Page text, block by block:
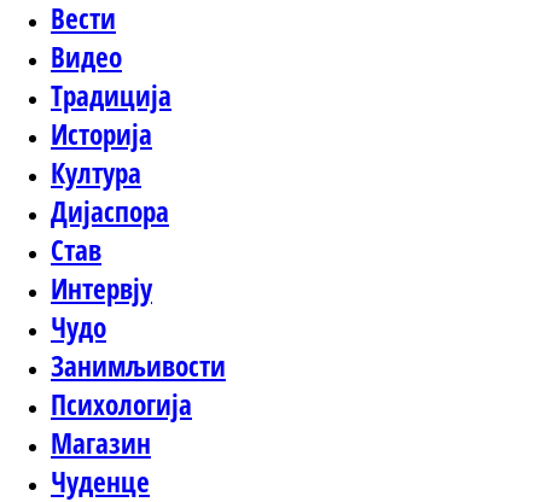
Вести
Видео
Традиција
Историја
Култура
Дијаспора
Став
Интервју
Чудо
Занимљивости
Психологија
Магазин
Чуденце